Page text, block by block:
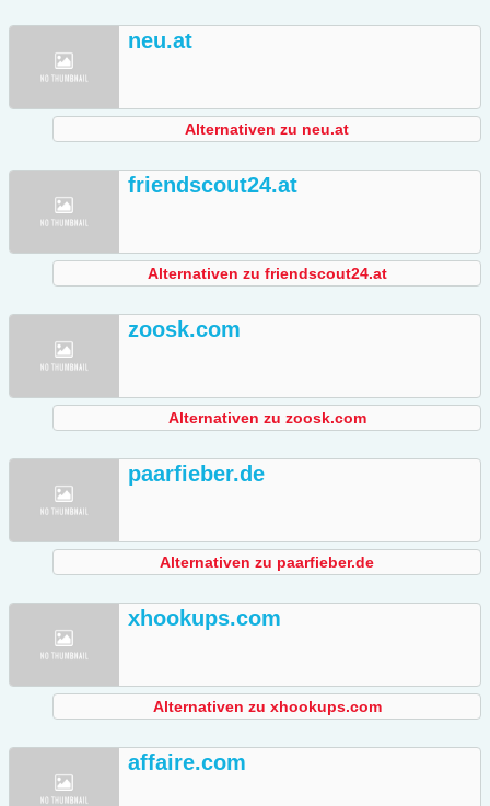
neu.at
Alternativen zu neu.at
friendscout24.at
Alternativen zu friendscout24.at
zoosk.com
Alternativen zu zoosk.com
paarfieber.de
Alternativen zu paarfieber.de
xhookups.com
Alternativen zu xhookups.com
affaire.com